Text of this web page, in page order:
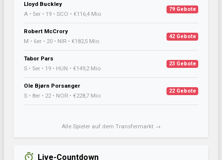
Lloyd Buckley
A • 5er • 19 • SCO • €116,4 Mio
79 Gebote
Robert McCrory
M • 6er • 20 • NIR • €182,5 Mio
42 Gebote
Tabor Pars
S • 5er • 19 • HUN • €149,2 Mio
23 Gebote
Ole Bjørn Porsanger
S • 8er • 22 • NOR • €228,7 Mio
22 Gebote
Alle Spieler auf dem Transfermarkt →
Live-Countdown